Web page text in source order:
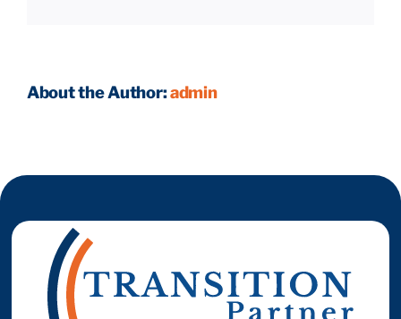
Prendre RDV
About the Author:admin